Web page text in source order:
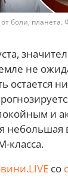
боли, планета.
не
остается
и
небольшая
класса.
со